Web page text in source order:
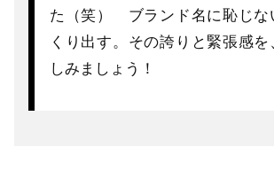
た（笑） ブランド名に恥じな
くり出す。その誇りと緊張感
しみましょう！